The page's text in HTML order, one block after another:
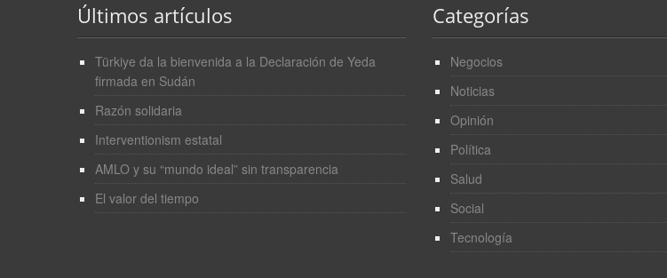
Últimos artículos
Türkiye da la bienvenida a la Declaración de Yeda
firmada en Sudán
Razón solidaria
Interventionism estatal
AMLO y su “mundo ideal” sin transparencia
El valor del tiempo
Categorías
Negocios
Noticias
Opinión
Política
Salud
Social
Tecnología